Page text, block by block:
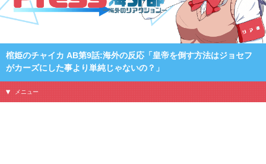
棺姫のチャイカ AB第9話:海外の反応「皇帝を倒す方法はジョセフ
がカーズにした事より単純じゃないの？」
メニュー